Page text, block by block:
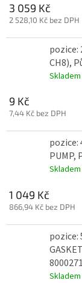
3 059 Kč
2 528,10 Kč bez DPH
pozice:
CH8),
Skladem
9 Kč
7,44 Kč bez DPH
pozice:
PUMP,
Skladem
1 049 Kč
866,94 Kč bez DPH
pozice:
Skladem